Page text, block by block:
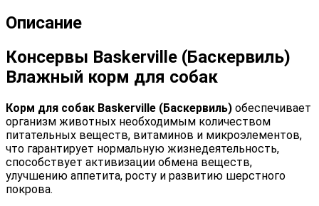
Описание
Консервы Baskerville (Баскервиль)
Влажный корм для собак
Корм для собак Baskerville (Баскервиль) обеспечивает
организм животных необходимым количеством
питательных веществ, витаминов и микроэлементов,
что гарантирует нормальную жизнедеятельность,
способствует активизации обмена веществ,
улучшению аппетита, росту и развитию шерстного
покрова.